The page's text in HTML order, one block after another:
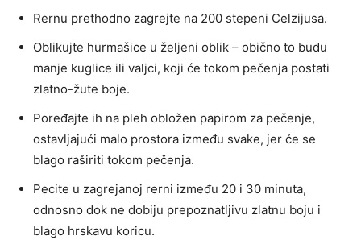
Rernu prethodno zagrejte na 200 stepeni Celzijusa.
Oblikujte hurmašice u željeni oblik – obično to budu
manje kuglice ili valjci, koji će tokom pečenja postati
zlatno-žute boje.
Poređajte ih na pleh obložen papirom za pečenje,
ostavljajući malo prostora između svake, jer će se
blago raširiti tokom pečenja.
Pecite u zagrejanoj rerni između 20 i 30 minuta,
odnosno dok ne dobiju prepoznatljivu zlatnu boju i
blago hrskavu koricu.